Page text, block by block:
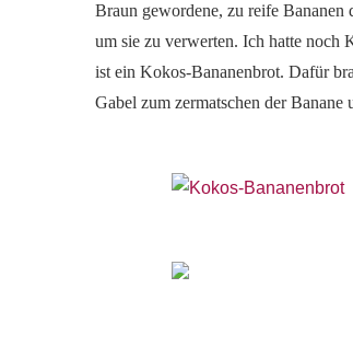
Braun gewordene, zu reife
um sie zu verwerten. Ich hatte noch
ist ein Kokos-Bananenbrot. Dafür
Gabel zum zermatschen der